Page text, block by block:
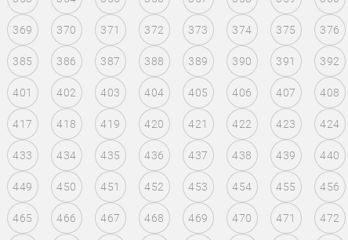
369 370 371 372 373 374 375 376
385 386 387 388 389 390 391 392
401 402 403 404 405 406 407 408
417 418 419 420 421 422 423 424
433 434 435 436 437 438 439 440
449 450 451 452 453 454 455 456
465 466 467 468 469 470 471 472